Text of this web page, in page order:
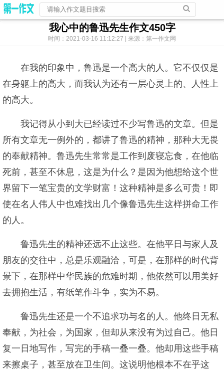
我心中的鲁迅先生作文450字
时间：2021-03-16 11:12:27 | 来源：第一作文网
在我的印象中，鲁迅是一个高大的人。它不仅仅是
在身躯上的高大，而我认为还有一层心灵上的、人性上
的高大。
我记得从小到大已经读过不少写鲁迅的文章。但是
所有文章无一例外的，都讲了鲁迅的精神，那种大无畏
的奉献精神。鲁迅先生常常是工作到废寝忘食，在他临
死前，甚至不休息，这是为什么？是因为他想给这个世
界留下一笔宝贵的文学财富！这种精神是多么可贵！即
使在名人伟人中也难找出几个像鲁迅先生这样拼命工作
的人。
鲁迅先生的精神还远不止这些。在他平日与家人及
朋友的交往中，总是乐观融洽，可是，在那样的时代背
景下，在那样中华民族的危难时期，他依然可以用美好
去拥抱生活，有纸笔作斗争，实为不易。
鲁迅先生还是一个不追求功与名的人。他终日无私
奉献，为社会，为国家，但却从来没有为过自己。他日
复一日地写作，写完的手稿一叠一叠。他却用这些手稿
来擦桌子，甚至放在卫生间。这说明他根本不在乎这